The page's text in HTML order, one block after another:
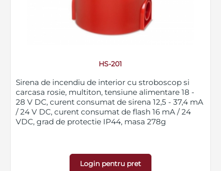
HS-201
Sirena de incendiu de interior cu stroboscop si
carcasa rosie, multiton, tensiune alimentare 18 -
28 V DC, curent consumat de sirena 12,5 - 37,4 mA
/ 24 V DC, curent consumat de flash 16 mA / 24
VDC, grad de protectie IP44, masa 278g
Login pentru pret